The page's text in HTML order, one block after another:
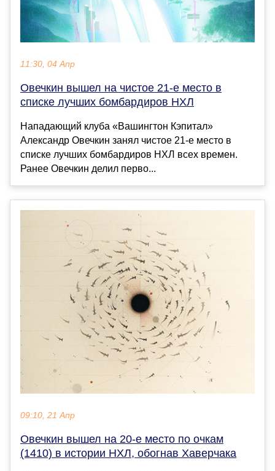
11:30, 04 Апр
Овечкин вышел на чистое 21-е место в
списке лучших бомбардиров НХЛ
Нападающий клуба «Вашингтон Кэпитал»
Александр Овечкин занял чистое 21-е место в
списке лучших бомбардиров НХЛ всех времен.
Ранее Овечкин делил перво...
09:10, 21 Апр
Овечкин вышел на 20-е место по очкам
(1410) в истории НХЛ, обогнав Хаверчака